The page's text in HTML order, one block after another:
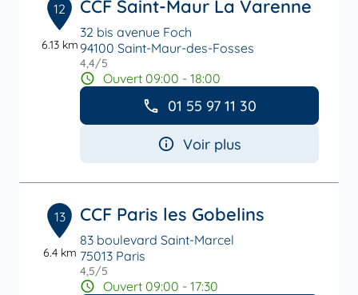
12
6.13 km
CCF Saint-Maur La Varenne
32 bis avenue Foch
94100 Saint-Maur-des-Fosses
4,4/5
Ouvert 09:00 - 18:00
01 55 97 11 30
Voir plus
13
6.4 km
CCF Paris les Gobelins
83 boulevard Saint-Marcel
75013 Paris
4,5/5
Ouvert 09:00 - 17:30